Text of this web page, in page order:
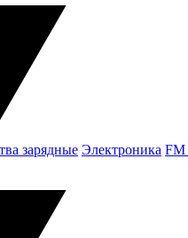
зарядные Электроника FM